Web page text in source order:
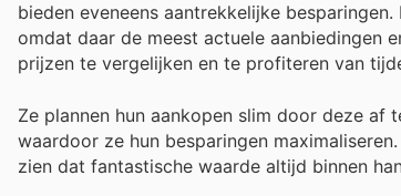
bieden eveneens aantrekkelijke
omdat daar de meest actuele aanbiedingen
prijzen te vergelijken en te profiteren van
Ze plannen hun aankopen slim door deze af
waardoor ze hun besparingen
zien dat fantastische waarde altijd binnen